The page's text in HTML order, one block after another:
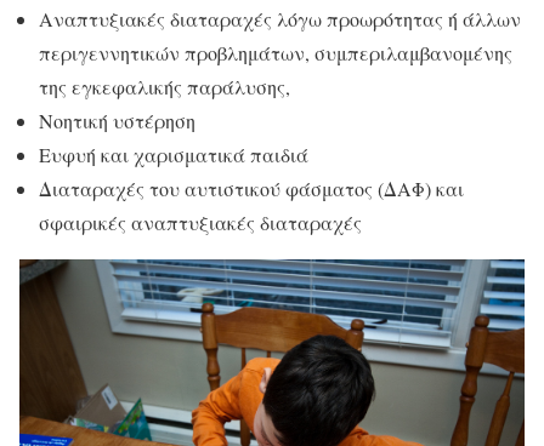
Αναπτυξιακές διαταραχές λόγω προωρότητας ή άλλων
περιγεννητικών προβλημάτων, συμπεριλαμβανομένης
της εγκεφαλικής παράλυσης,
Νοητική υστέρηση
Ευφυή και χαρισματικά παιδιά
Διαταραχές του αυτιστικού φάσματος (ΔΑΦ) και
σφαιρικές αναπτυξιακές διαταραχές